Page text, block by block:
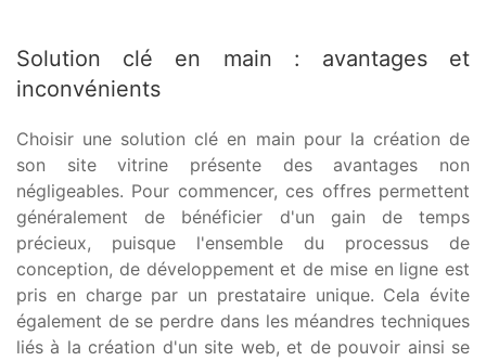
Solution clé en main : avantages et
inconvénients
Choisir une solution clé en main pour la création de
son site vitrine présente des avantages non
négligeables. Pour commencer, ces offres permettent
généralement de bénéficier d'un gain de temps
précieux, puisque l'ensemble du processus de
conception, de développement et de mise en ligne est
pris en charge par un prestataire unique. Cela évite
également de se perdre dans les méandres techniques
liés à la création d'un site web, et de pouvoir ainsi se